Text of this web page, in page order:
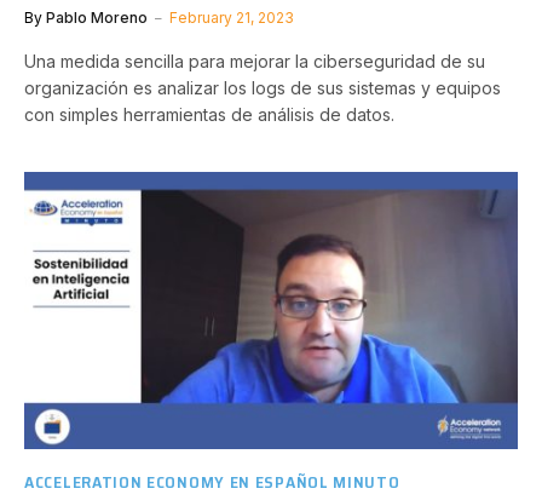
By Pablo Moreno February 21, 2023
Una medida sencilla para mejorar la ciberseguridad de su
organización es analizar los logs de sus sistemas y equipos
con simples herramientas de análisis de datos.
ACCELERATION ECONOMY EN ESPAÑOL MINUTO